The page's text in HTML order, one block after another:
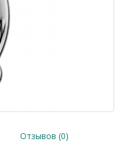
Отзывов (0)